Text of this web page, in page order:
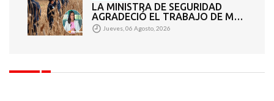
LA MINISTRA DE SEGURIDAD
AGRADECIÓ EL TRABAJO DE MÁS
DE 200 EFECTIVOS QUE
PARTICIPARON EN LA BÚSQUEDA
Jueves, 06 Agosto, 2026